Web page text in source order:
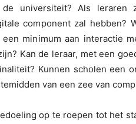
universiteit? Als leraren
component zal hebben?
minimum aan interactie
Kan de leraar, met een
Kunnen scholen een
van een zee van
op te roepen tot het